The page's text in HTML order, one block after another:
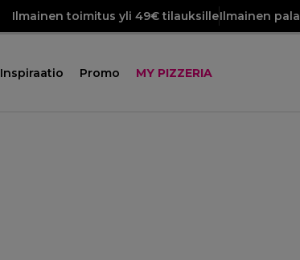
Ilmainen toimitus yli 49€ tilauksilleIlmainen
Inspiraatio Promo MY PIZZERIA